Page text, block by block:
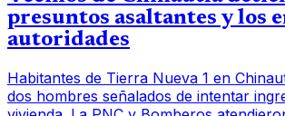
presuntos asaltantes y los
autoridades
Habitantes de Tierra Nueva 1 en
dos hombres señalados de intentar